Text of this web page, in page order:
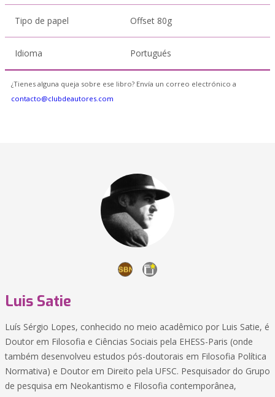
Tipo de papel Offset 80g
Idioma Portugués
¿Tienes alguna queja sobre ese libro? Envía un correo electrónico a
contacto@clubdeautores.com
Luis Satie
Luís Sérgio Lopes, conhecido no meio acadêmico por Luis Satie, é
Doutor em Filosofia e Ciências Sociais pela EHESS-Paris (onde
também desenvolveu estudos pós-doutorais em Filosofia Política
Normativa) e Doutor em Direito pela UFSC. Pesquisador do Grupo
de pesquisa em Neokantismo e Filosofia contemporânea,